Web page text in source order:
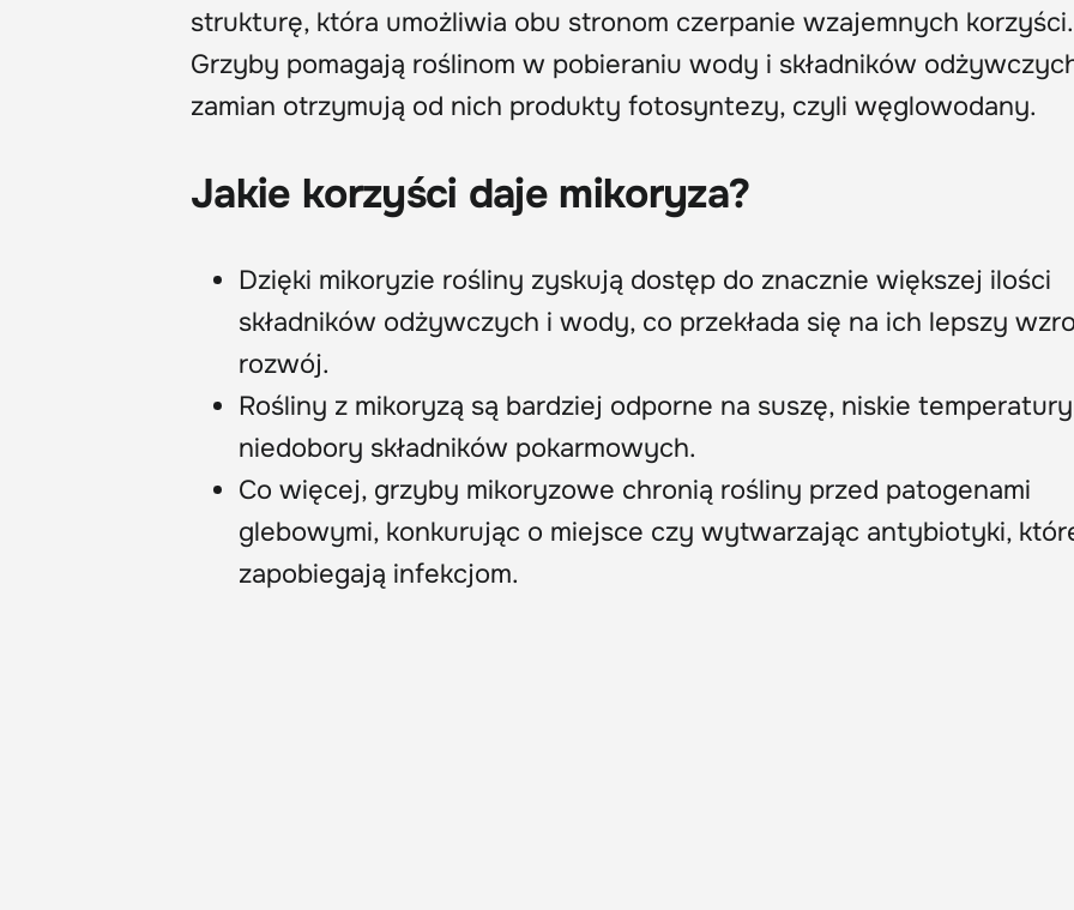
strukturę, która umożliwia obu stronom czerpanie wzajemnych korzyści.
Grzyby pomagają roślinom w pobieraniu wody i składników
zamian otrzymują od nich produkty fotosyntezy, czyli węglowodany.
Jakie korzyści daje mikoryza?
Dzięki mikoryzie rośliny zyskują dostęp do znacznie większej ilości
składników odżywczych i wody, co przekłada się na ich lepszy
rozwój.
Rośliny z mikoryzą są bardziej odporne na suszę, niskie
niedobory składników pokarmowych.
Co więcej, grzyby mikoryzowe chronią rośliny przed patogenami
glebowymi, konkurując o miejsce czy wytwarzając antybiotyki,
zapobiegają infekcjom.